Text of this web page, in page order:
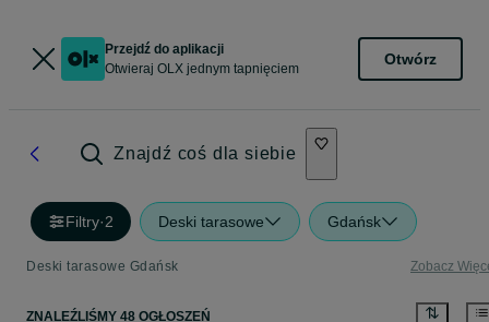
Przejdź do aplikacji
Otwieraj OLX jednym tapnięciem
Otwórz
Znajdź coś dla siebie
Filtry·2 Deski tarasowe Gdańsk
Deski tarasowe Gdańsk Zobacz
ZNALEŹLIŚMY 48 OGŁOSZEŃ